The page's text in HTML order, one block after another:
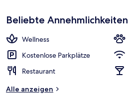
Beliebte Annehmlichkeiten
Wellness
Kostenlose Parkplätze
Restaurant
Alle anzeigen